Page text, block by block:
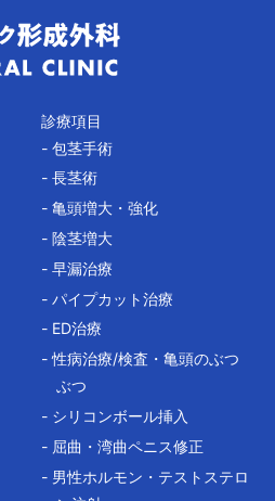
診療項目
- 包茎手術
- 長茎術
- 亀頭増大・強化
- 陰茎増大
- 早漏治療
- パイプカット治療
- ED治療
- 性病治療/検査・亀頭のぶつ
ぶつ
- シリコンボール挿入
- 屈曲・湾曲ペニス修正
- 男性ホルモン・テストステロ